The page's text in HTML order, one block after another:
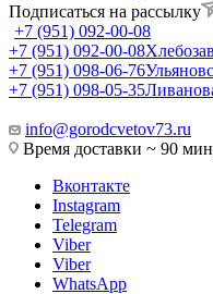
Подписаться на рассылку
+7 (951) 092-00-08
+7 (951) 092-00-08
+7 (951) 098-06-76
+7 (951) 098-05-35
info@gorodcvetov73.ru
Время доставки ~ 90
Вконтакте
Instagram
Telegram
Viber
Viber
WhatsApp